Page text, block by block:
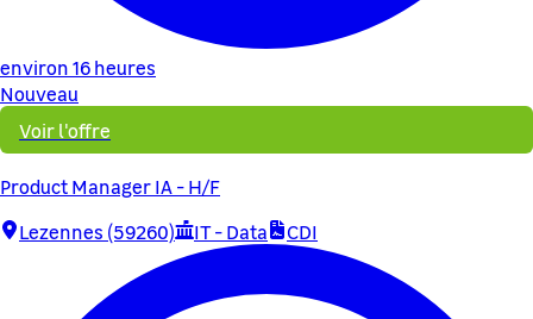
environ 16 heures
Nouveau
Voir l'offre
Product Manager IA - H/F
Lezennes (59260)
IT - Data CDI